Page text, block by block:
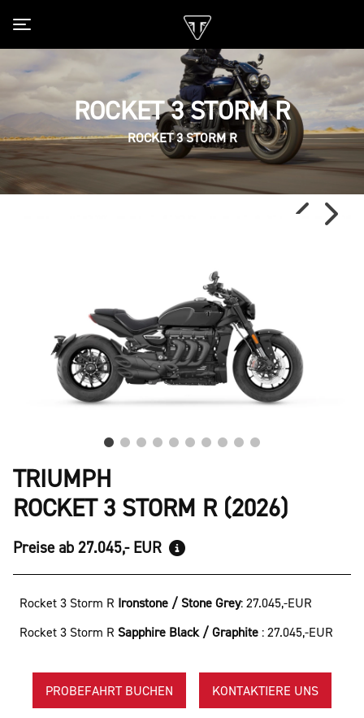
ROCKET 3 STORM R
ROCKET 3 STORM R
TRIUMPH
ROCKET 3 STORM R (2026)
Preise ab 27.045,- EUR
Rocket 3 Storm R Ironstone / Stone Grey: 27.045,-EUR
Rocket 3 Storm R Sapphire Black / Graphite : 27.045,-EUR
PROBEFAHRT BUCHEN KONTAKTIERE UNS